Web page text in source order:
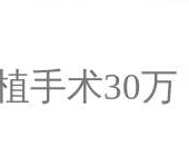
手术30